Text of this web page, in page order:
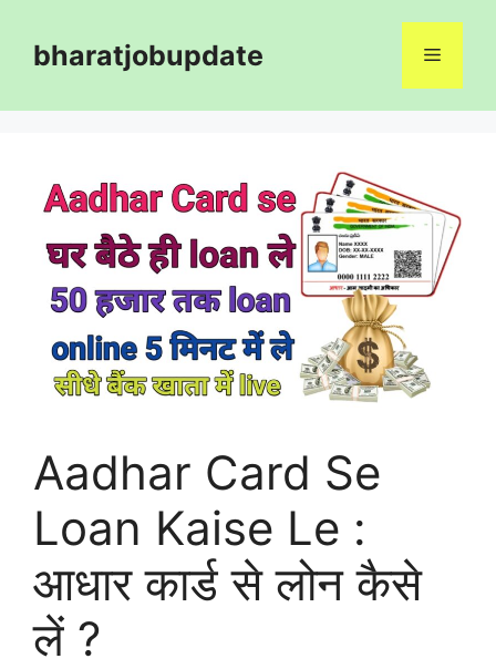
contentbharatjobupdate Menu
Aadhar Card Se
Loan Kaise Le :
आधार कार्ड से लोन कैसे
लें ?